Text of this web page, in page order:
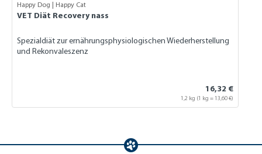
Happy Dog | Happy Cat
VET Diät Recovery nass
Spezialdiät zur ernährungsphysiologischen Wiederherstellung
und Rekonvaleszenz
16,32 €
1,2 kg (1 kg = 13,60 €)